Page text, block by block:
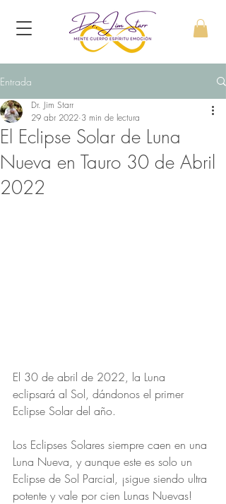
Entrada
El Eclipse Solar de Luna
Nueva en Tauro 30 de Abril
2022
Dr. Jim Starr
29 abr 2022 3 min de lectura
El 30 de abril de 2022, la Luna
eclipsará al Sol, dándonos el primer
Eclipse Solar del año.
Los Eclipses Solares siempre caen en una
Luna Nueva, y aunque este es solo un
Eclipse de Sol Parcial, ¡sigue siendo ultra
potente y vale por cien Lunas Nuevas!